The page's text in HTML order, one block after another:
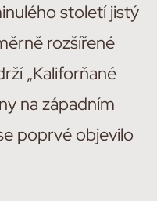
století jistý
rozšířené
„Kaliforňané
na západním
poprvé objevilo